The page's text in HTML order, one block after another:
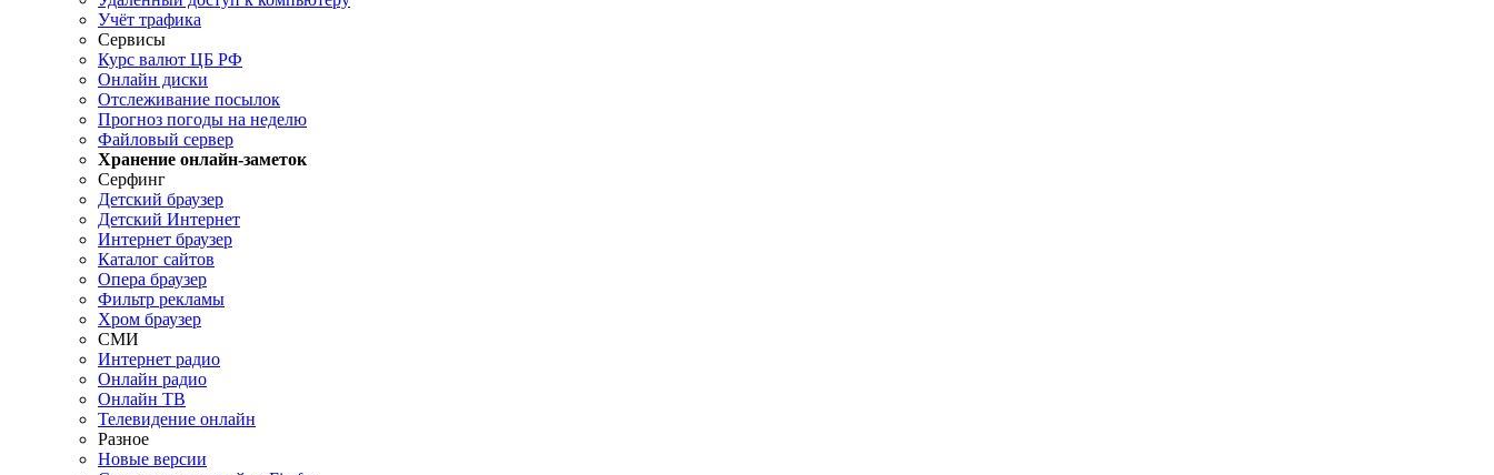
Учёт трафика
Сервисы
Курс валют ЦБ РФ
Онлайн диски
Отслеживание посылок
Прогноз погоды на неделю
Файловый сервер
Хранение онлайн-заметок
Серфинг
Детский браузер
Детский Интернет
Интернет браузер
Каталог сайтов
Опера браузер
Фильтр рекламы
Хром браузер
СМИ
Интернет радио
Онлайн радио
Онлайн ТВ
Телевидение онлайн
Разное
Новые версии